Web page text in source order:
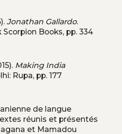
Jonathan Gallardo.
Books, pp. 334
Making India
Rupa, pp. 177
de langue
réunis et présentés
et Mamadou